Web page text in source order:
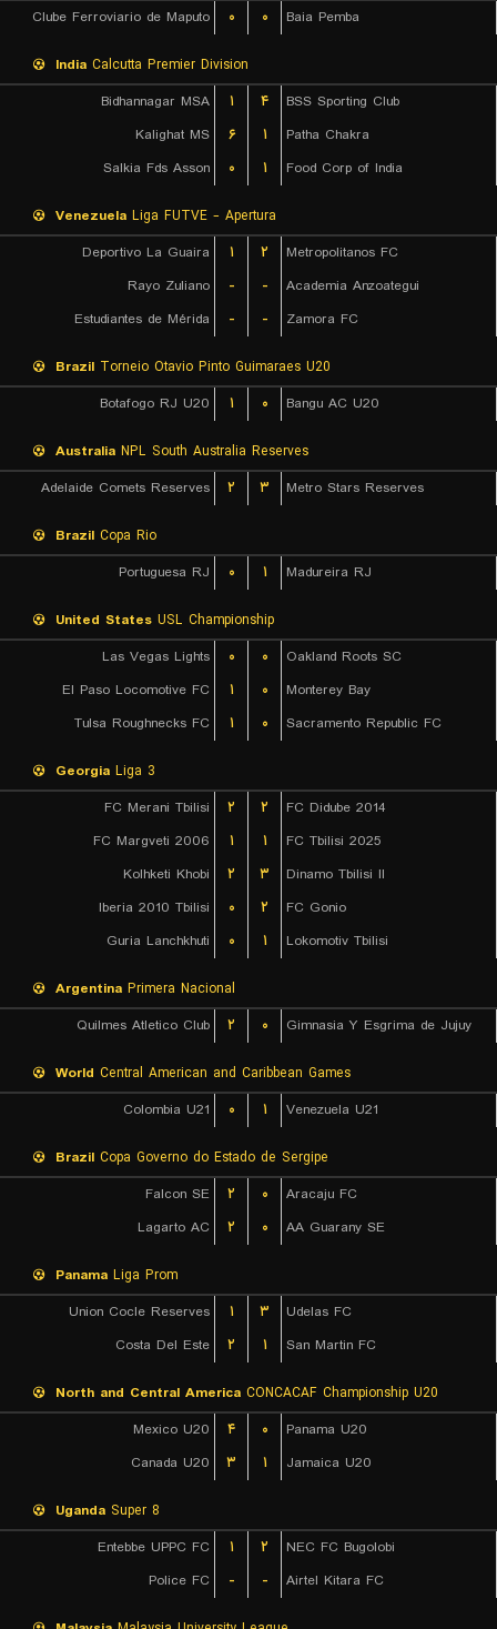
Clube Ferroviario de Maputo
۰ ۰ Baia Pemba
India Calcutta Premier Division
Bidhannagar MSA
۱ ۴
BSS Sporting Club
Kalighat MS
۶ ۱
Patha Chakra
Salkia Fds Asson
۰ ۱ Food Corp of India
Venezuela Liga FUTVE - Apertura
Deportivo La Guaira
۱ ۲
Metropolitanos FC
Rayo Zuliano
- -
Academia Anzoategui
Estudiantes de Mérida
- - Zamora FC
Brazil Torneio Otavio Pinto Guimaraes U20
Botafogo RJ U20
۱ ۰ Bangu AC U20
Australia NPL South Australia Reserves
Adelaide Comets Reserves
۲ ۳ Metro Stars Reserves
Brazil Copa Rio
Portuguesa RJ
۰ ۱ Madureira RJ
United States USL Championship
Las Vegas Lights
۰ ۰
Oakland Roots SC
El Paso Locomotive FC
۱ ۰
Monterey Bay
Tulsa Roughnecks FC
۱ ۰ Sacramento Republic FC
Georgia Liga 3
FC Merani Tbilisi
۲ ۲
FC Didube 2014
FC Margveti 2006
۱ ۱
FC Tbilisi 2025
Kolhketi Khobi
۲ ۳
Dinamo Tbilisi II
Iberia 2010 Tbilisi
۰ ۲
FC Gonio
Guria Lanchkhuti
۰ ۱ Lokomotiv Tbilisi
Argentina Primera Nacional
Quilmes Atletico Club
۲ ۰ Gimnasia Y Esgrima de Jujuy
World Central American and Caribbean Games
Colombia U21
۰ ۱ Venezuela U21
Brazil Copa Governo do Estado de Sergipe
Falcon SE
۲ ۰
Aracaju FC
Lagarto AC
۲ ۰ AA Guarany SE
Panama Liga Prom
Union Cocle Reserves
۱ ۳
Udelas FC
Costa Del Este
۲ ۱ San Martin FC
North and Central America CONCACAF Championship U20
Mexico U20
۴ ۰
Panama U20
Canada U20
۳ ۱ Jamaica U20
Uganda Super 8
Entebbe UPPC FC
۱ ۲
NEC FC Bugolobi
Police FC
- - Airtel Kitara FC